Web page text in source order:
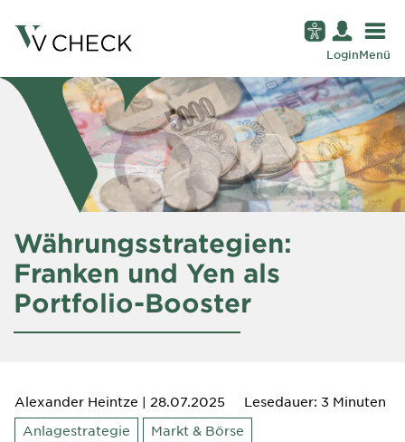
LoginMenü
Währungsstrategien:
Franken und Yen als
Portfolio-Booster
Alexander Heintze | 28.07.2025
Lesedauer: 3 Minuten
Anlagestrategie
Markt & Börse